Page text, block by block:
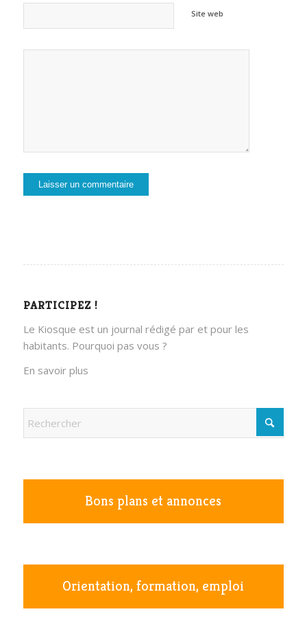
Site web
PARTICIPEZ !
Le Kiosque est un journal rédigé par et pour les
habitants. Pourquoi pas vous ?
En savoir plus
Bons plans et annonces
Orientation, formation, emploi